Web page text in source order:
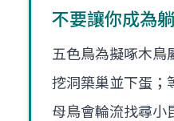
不要讓你成為
五色鳥為擬啄木鳥
挖洞築巢並下蛋；
母鳥會輪流找尋小